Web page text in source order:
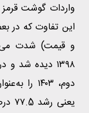
واردات گوشت قرمز
این تفاوت که در